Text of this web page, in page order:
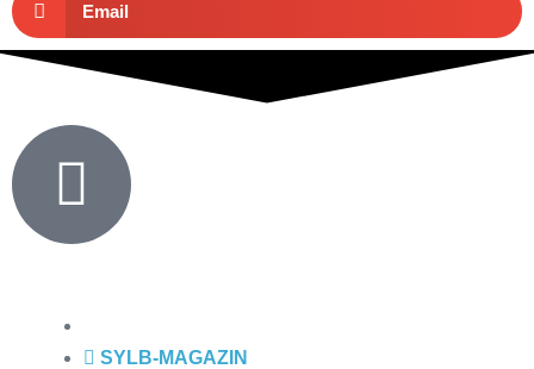
Email
SYLB-MAGAZIN